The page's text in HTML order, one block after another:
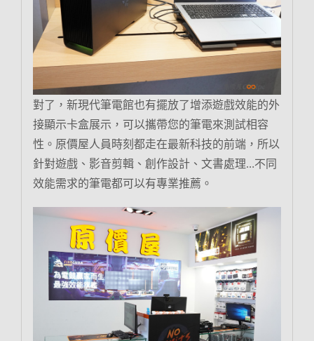
對了，新現代筆電館也有擺放了增添遊戲效能的外
接顯示卡盒展示，可以攜帶您的筆電來測試相容
性。原價屋人員時刻都走在最新科技的前端，所以
針對遊戲、影音剪輯、創作設計、文書處理…不同
效能需求的筆電都可以有專業推薦。